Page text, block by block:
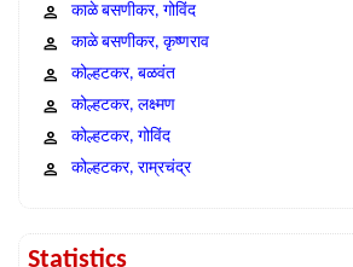
काळे बसणीकर, गोविंद
काळे बसणीकर, कृष्णराव
कोल्हटकर, बळवंत
कोल्हटकर, लक्ष्मण
कोल्हटकर, गोविंद
कोल्हटकर, राम्रचंद्र
Statistics